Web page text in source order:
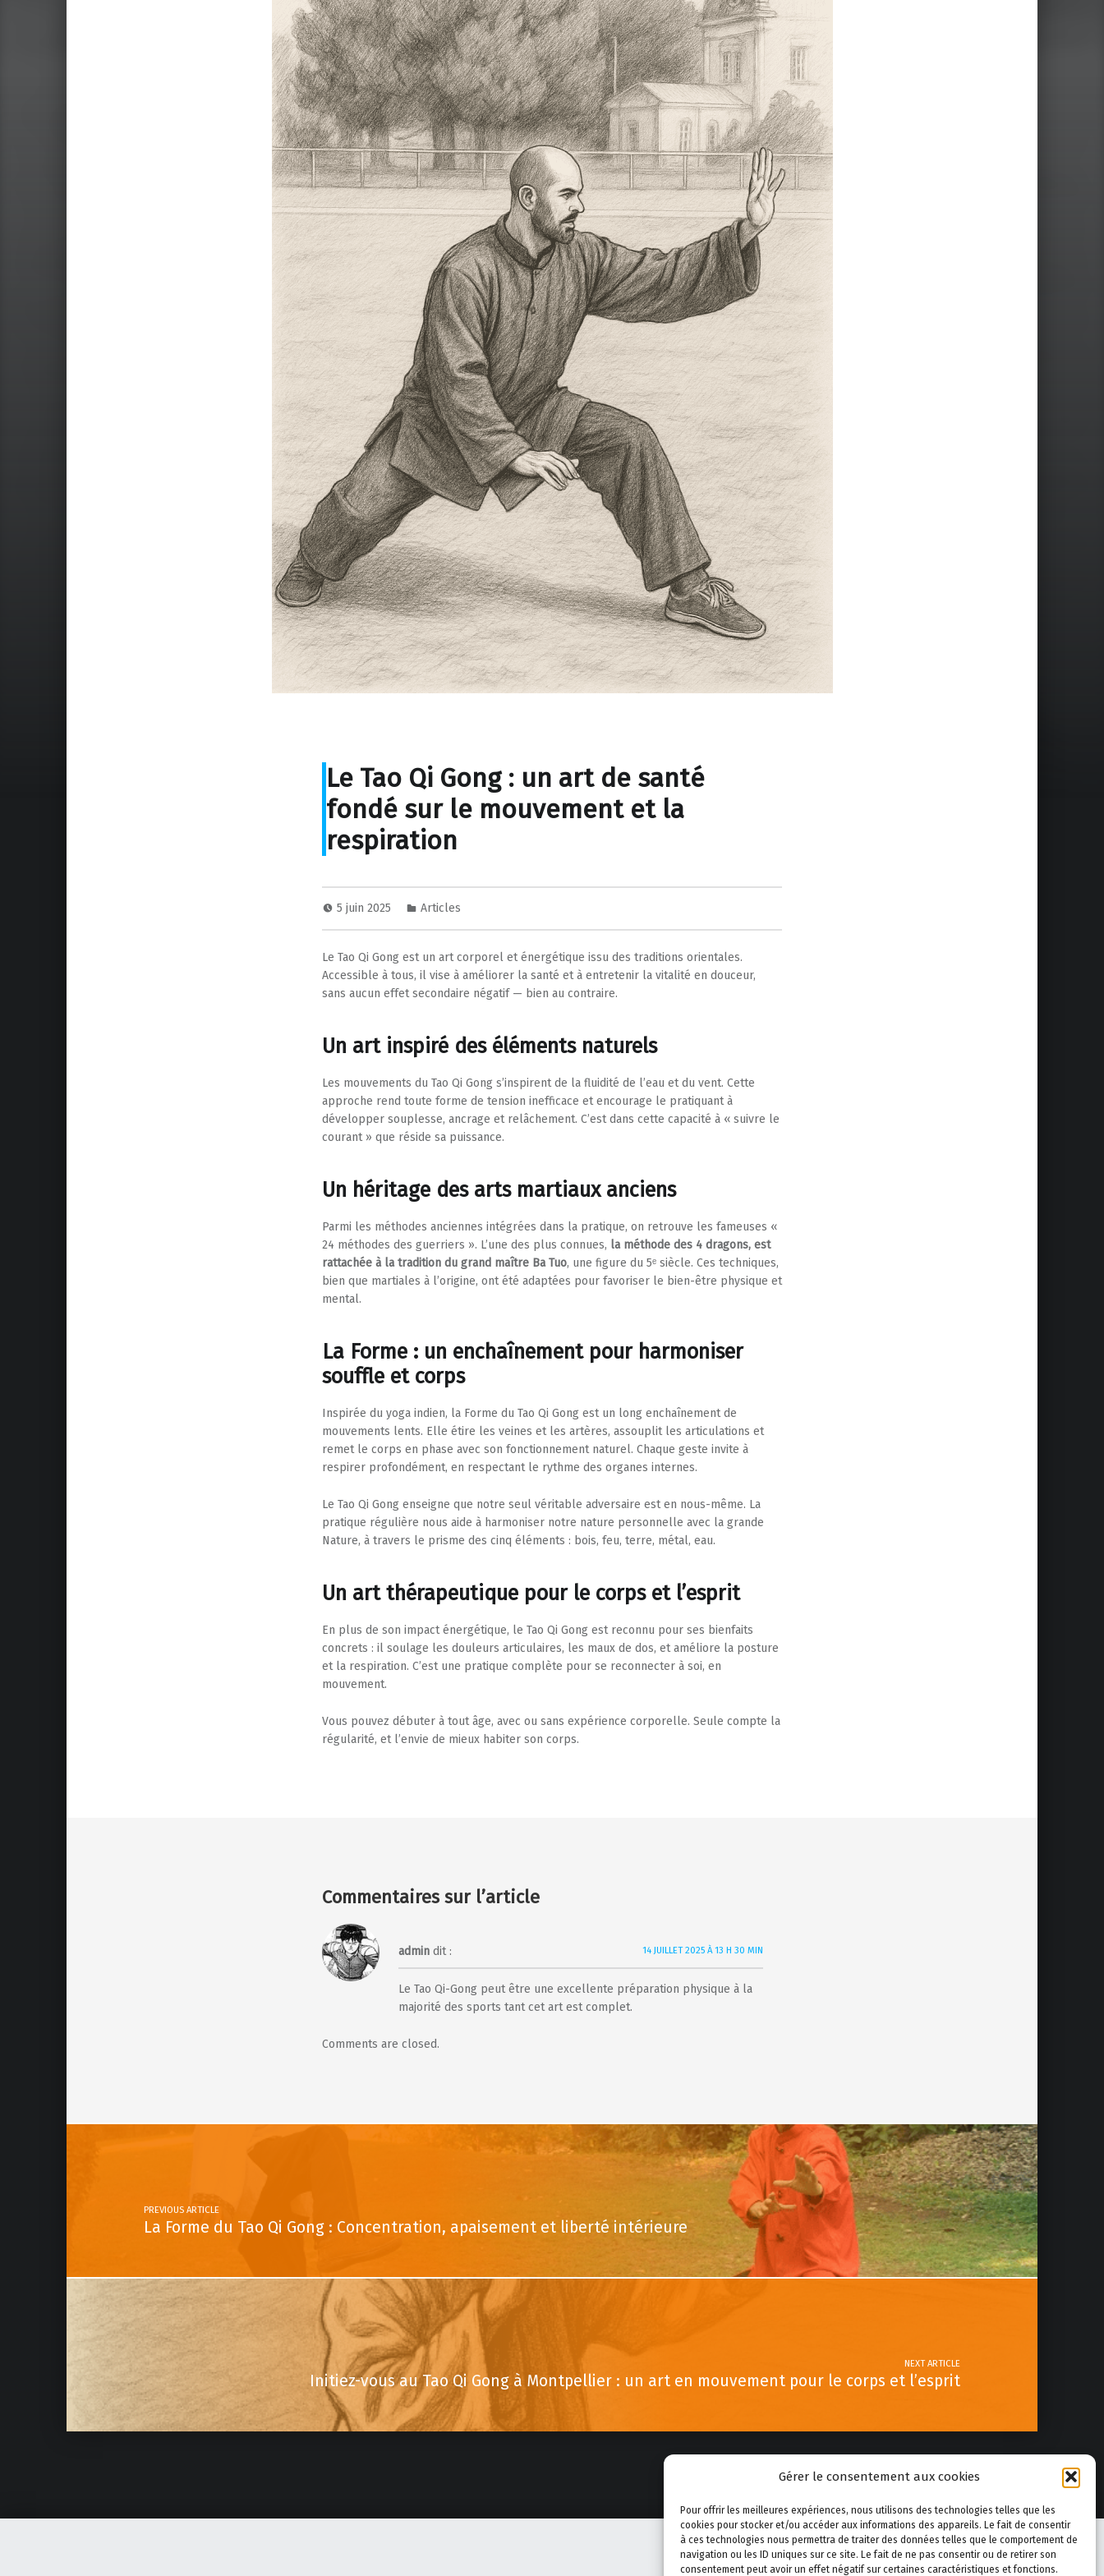
Gérer le consentement aux cookies
Pour offrir les meilleures expériences, nous utilisons des technologies telles que les
cookies pour stocker et/ou accéder aux informations des appareils. Le fait de consentir
à ces technologies nous permettra de traiter des données telles que le comportement de
navigation ou les ID uniques sur ce site. Le fait de ne pas consentir ou de retirer son
consentement peut avoir un effet négatif sur certaines caractéristiques et fonctions.
Le Tao Qi Gong : un art de santé
fondé sur le mouvement et la
respiration
5 juin 2025 Articles
Le Tao Qi Gong est un art corporel et énergétique issu des traditions orientales.
Accessible à tous, il vise à améliorer la santé et à entretenir la vitalité en douceur,
sans aucun effet secondaire négatif — bien au contraire.
Un art inspiré des éléments naturels
Les mouvements du Tao Qi Gong s’inspirent de la fluidité de l’eau et du vent. Cette
approche rend toute forme de tension inefficace et encourage le pratiquant à
développer souplesse, ancrage et relâchement. C’est dans cette capacité à « suivre le
courant » que réside sa puissance.
Un héritage des arts martiaux anciens
Parmi les méthodes anciennes intégrées dans la pratique, on retrouve les fameuses «
24 méthodes des guerriers ». L’une des plus connues, la méthode des 4 dragons, est
rattachée à la tradition du grand maître Ba Tuo, une figure du 5ᵉ siècle. Ces techniques,
bien que martiales à l’origine, ont été adaptées pour favoriser le bien-être physique et
mental.
La Forme : un enchaînement pour harmoniser
souffle et corps
Inspirée du yoga indien, la Forme du Tao Qi Gong est un long enchaînement de
mouvements lents. Elle étire les veines et les artères, assouplit les articulations et
remet le corps en phase avec son fonctionnement naturel. Chaque geste invite à
respirer profondément, en respectant le rythme des organes internes.
Le Tao Qi Gong enseigne que notre seul véritable adversaire est en nous-même. La
pratique régulière nous aide à harmoniser notre nature personnelle avec la grande
Nature, à travers le prisme des cinq éléments : bois, feu, terre, métal, eau.
Un art thérapeutique pour le corps et l’esprit
En plus de son impact énergétique, le Tao Qi Gong est reconnu pour ses bienfaits
concrets : il soulage les douleurs articulaires, les maux de dos, et améliore la posture
et la respiration. C’est une pratique complète pour se reconnecter à soi, en
mouvement.
Vous pouvez débuter à tout âge, avec ou sans expérience corporelle. Seule compte la
régularité, et l’envie de mieux habiter son corps.
admin dit : 14 JUILLET 2025 À 13 H 30 MIN
Le Tao Qi-Gong peut être une excellente préparation physique à la
majorité des sports tant cet art est complet.
Comments are closed.
Post navigation
PREVIOUS ARTICLE
La Forme du Tao Qi Gong : Concentration, apaisement et liberté intérieure
NEXT ARTICLE
Initiez-vous au Tao Qi Gong à Montpellier : un art en mouvement pour le corps et l’esprit